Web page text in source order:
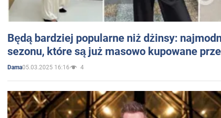
Będą bardziej popularne niż dżinsy:
sezonu, które są już masowo kupowane
Dama05.03.2025 16:16 4